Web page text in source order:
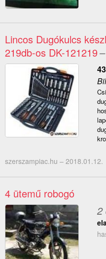
Lincos Dugókulcs
219db-os DK-121219
szerszampiac.hu – 2018.01.12.
4 ütemű robogó
2